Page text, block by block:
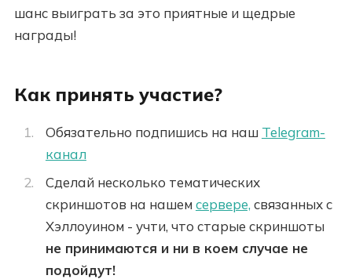
шанс выиграть за это приятные и щедрые
награды!
Как принять участие?
Обязательно подпишись на наш Telegram-
канал
Сделай несколько тематических
скриншотов на нашем сервере, связанных с
Хэллоуином - учти, что старые скриншоты
не принимаются и ни в коем случае не
подойдут!